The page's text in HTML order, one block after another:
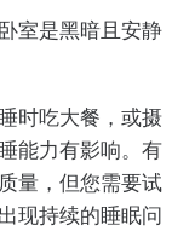
室是黑暗且安静
时吃大餐，或摄
能力有影响。有
量，但您需要试
现持续的睡眠问